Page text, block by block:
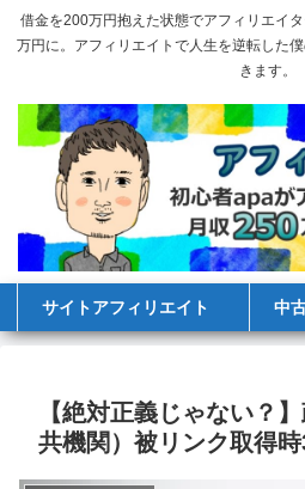
借金を200万円抱えた状態でアフィリエイ
万円に。アフィリエイトで人生を逆転した
きます。
サイトアフィリエイト 中
【絶対正義じゃない？
共機関）被リンク取得